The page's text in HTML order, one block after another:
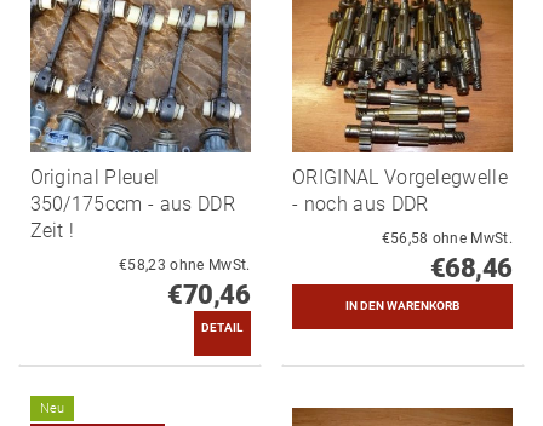
Original Pleuel
350/175ccm - aus DDR
Zeit !
€58,23 ohne MwSt.
€70,46
DETAIL
ORIGINAL Vorgelegwelle
- noch aus DDR
€56,58 ohne MwSt.
€68,46
Neu